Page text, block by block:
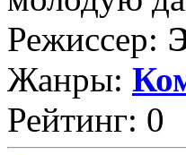
Режиссер:
Жанры:
Рейтинг: 0